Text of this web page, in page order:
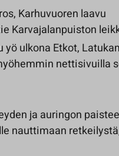
Karhuvuoren laavu
Karvajalanpuiston
yö ulkona Etkot,
nettisivuilla
ja auringon
nauttimaan